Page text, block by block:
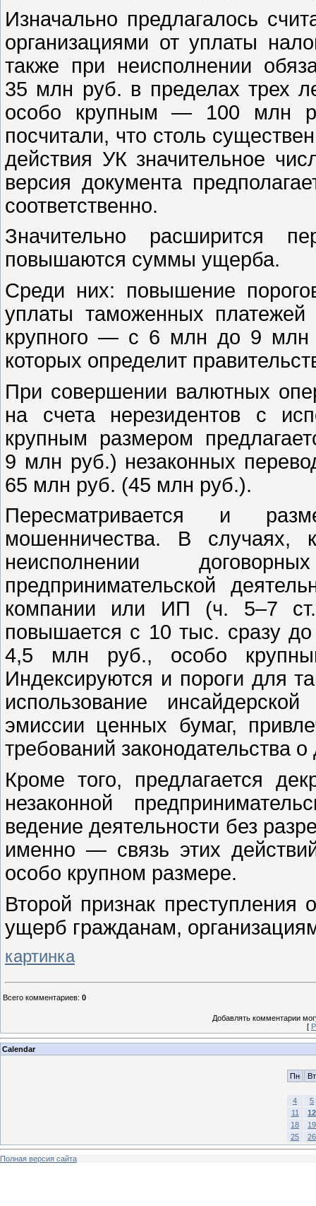
Изначально предлагалось
организациями от уплаты
также при неисполнении
35 млн руб. в пределах трех
особо крупным — 100 млн
посчитали, что столь
действия УК значительное
версия документа
соответственно.
Значительно расширится
повышаются суммы ущерба.
Среди них: повышение
уплаты таможенных
крупного — с 6 млн до 9 млн
которых определит
При совершении валютных
на счета нерезидентов с
крупным размером
9 млн руб.) незаконных
65 млн руб. (45 млн руб.).
Пересматривается и
мошенничества. В случаях,
неисполнении
предпринимательской
компании или ИП (ч. 5–7
повышается с 10 тыс. сразу
4,5 млн руб., особо
Индексируются и пороги для
использование
эмиссии ценных бумаг,
требований законодательства
Кроме того, предлагается
незаконной
ведение деятельности без
именно — связь этих
особо крупном размере.
Второй признак преступления
ущерб гражданам,
картинка
Всего комментариев: 0
Добавлять комментарии
[
Calendar
Пн Вт
4
5
11
12
18
19
25
26
Полная версия сайта